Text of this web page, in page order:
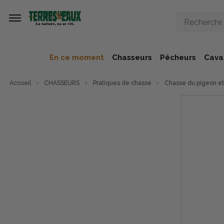
En ce moment Chasseurs Pêcheurs
Accueil CHASSEURS Pratiques de chasse Chasse du pigeon